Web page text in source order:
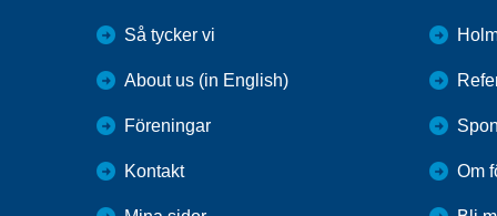
Så tycker vi
About us (in English)
Föreningar
Kontakt Om